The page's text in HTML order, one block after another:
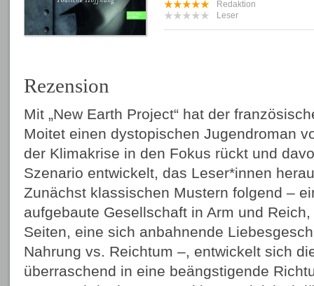
Redaktion
Leser
Rezension
Mit „New Earth Project“ hat der
Moitet einen dystopischen Jugendroman
der Klimakrise in den Fokus rückt und
Szenario entwickelt, das Leser*innen
Zunächst klassischen Mustern folgend –
aufgebaute Gesellschaft in Arm und
Seiten, eine sich anbahnende
Nahrung vs. Reichtum –, entwickelt sich
überraschend in eine beängstigende